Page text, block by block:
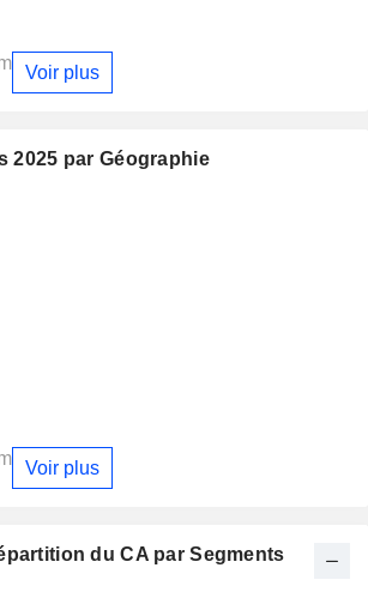
Voir plus
2025 par Géographie
Voir plus
du CA par Segments